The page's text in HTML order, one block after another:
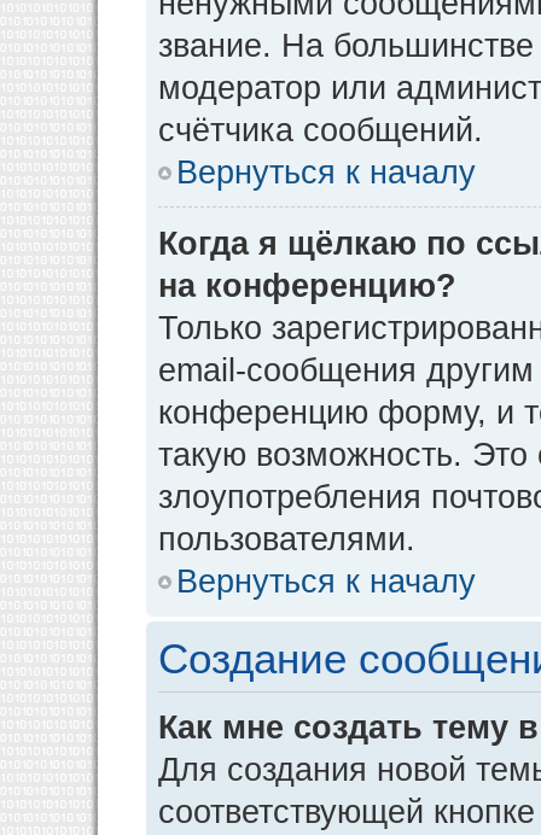
звание. На
модератор или
счётчика сообщений.
Вернуться к началу
Когда я щёлкаю по
на конференцию?
Только
email-сообщения
конференцию форму, и
такую возможность. Это
злоупотребления
пользователями.
Вернуться к началу
Создание
Как мне создать тему
Для создания новой
соответствующей